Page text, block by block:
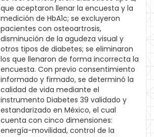
que aceptaron llenar la encuesta y la
medición de HbA1c; se excluyeron
pacientes con osteoartrosis,
disminución de la agudeza visual y
otros tipos de diabetes; se eliminaron
los que llenaron de forma incorrecta la
encuesta. Con previo consentimiento
informado y firmado, se determinó la
calidad de vida mediante el
instrumento Diabetes 39 validado y
estandarizado en México, el cual
cuenta con cinco dimensiones:
energía-movilidad, control de la